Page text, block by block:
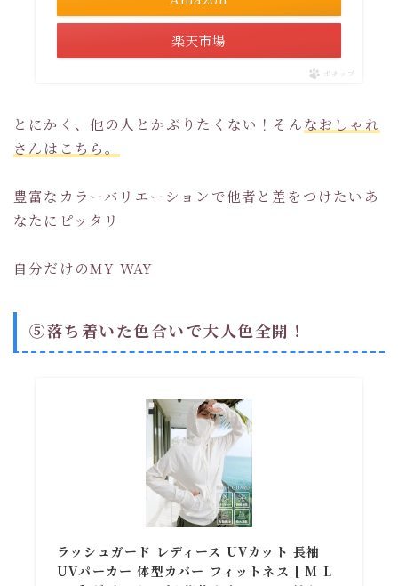
楽天市場
ポチップ
とにかく、他の人とかぶりたくない！そんなおしゃれ
さんはこちら。
豊富なカラーバリエーションで他者と差をつけたいあ
なたにピッタリ
自分だけのMY WAY
⑤落ち着いた色合いで大人色全開！
ラッシュガード レディース UVカット 長袖
UVパーカー 体型カバー フィットネス [ M L